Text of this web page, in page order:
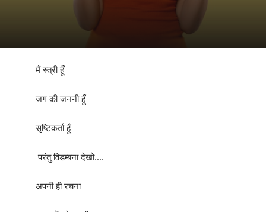
मैं स्त्री हूँ
जग की जननी हूँ
सृष्टिकर्ता हूँ
परंतु विडम्बना देखो….
अपनी ही रचना